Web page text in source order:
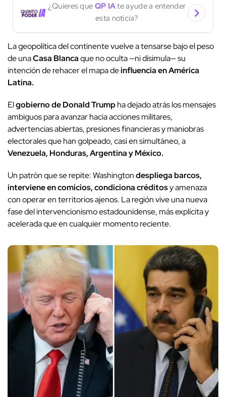
¿Quieres que QP IAte ayude a entender
esta noticia?
La geopolítica del continente vuelve a tensarse bajo el peso
de unaCasa Blancaque no oculta —ni disimula— su
intención de rehacer el mapa deinfluencia en América
Latina.
Elgobierno de Donald Trumpha dejado atrás los mensajes
ambiguos para avanzar hacia acciones militares,
advertencias abiertas, presiones financieras y maniobras
electorales que han golpeado, casi en simultáneo, a
Venezuela, Honduras, Argentina y México.
Un patrón que se repite: Washingtondespliega barcos,
interviene en comicios, condiciona créditosy amenaza
con operar en territorios ajenos. La región vive una nueva
fase del intervencionismo estadounidense, más explícita y
acelerada que en cualquier momento reciente.